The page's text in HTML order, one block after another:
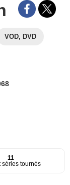
VOD, DVD
11
séries tournés